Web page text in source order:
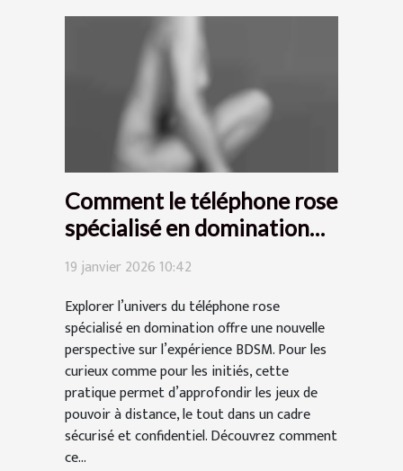
Comment le téléphone rose
spécialisé en domination
peut enrichir votre
expérience BDSM ?
19 janvier 2026 10:42
Explorer l’univers du téléphone rose
spécialisé en domination offre une nouvelle
perspective sur l’expérience BDSM. Pour les
curieux comme pour les initiés, cette
pratique permet d’approfondir les jeux de
pouvoir à distance, le tout dans un cadre
sécurisé et confidentiel. Découvrez comment
ce...